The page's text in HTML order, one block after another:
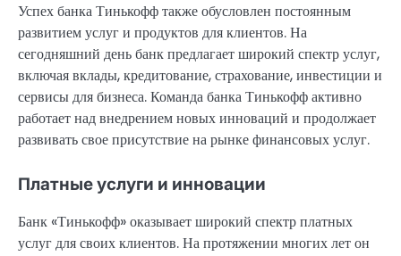
Успех банка Тинькофф также обусловлен постоянным
развитием услуг и продуктов для клиентов. На
сегодняшний день банк предлагает широкий спектр услуг,
включая вклады, кредитование, страхование, инвестиции и
сервисы для бизнеса. Команда банка Тинькофф активно
работает над внедрением новых инноваций и продолжает
развивать свое присутствие на рынке финансовых услуг.
Платные услуги и инновации
Банк «Тинькофф» оказывает широкий спектр платных
услуг для своих клиентов. На протяжении многих лет он